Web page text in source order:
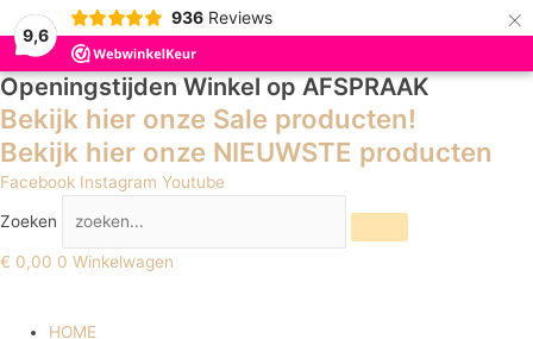
9,6
936 Reviews ×
Openingstijden Winkel op AFSPRAAK
Bekijk hier onze Sale producten!
Bekijk hier onze NIEUWSTE producten
Facebook Instagram Youtube
Zoeken
€ 0,00 0 Winkelwagen
HOME
Gesorteerd